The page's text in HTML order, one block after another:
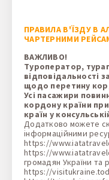
ПРАВИЛА В'ЇЗДУ В
ЧАРТЕРНИМИ
ВАЖЛИВО!
Туроператор,
відповідальності
щодо перетину
Усі пасажири
кордону країни
країн у
Додатково можете
інформаційними
https://
https://
громадян України та
https://